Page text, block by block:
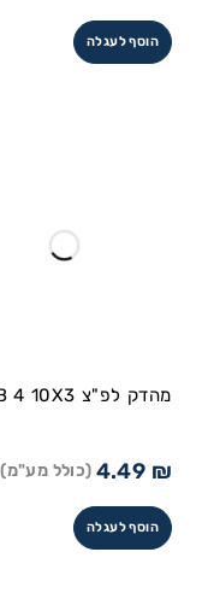
הוסף לעגלה
מהדק לפ"צ ZB 4 10X3
4.49 ₪ (כולל מע"מ)
הוסף לעגלה